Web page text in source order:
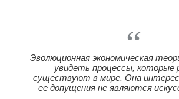
Эволюционная экономическая
увидеть процессы, которые
существуют в мире. Она
ее допущения не являются